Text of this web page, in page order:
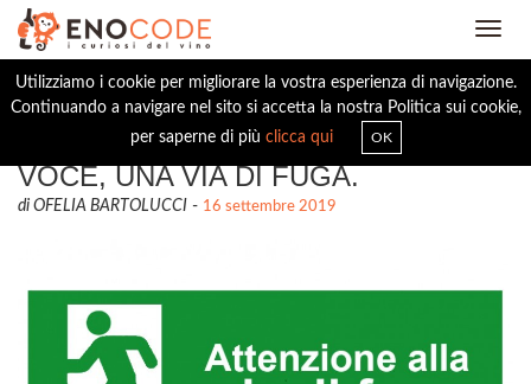
Utilizziamo i cookie per migliorare la vostra esperienza di navigazione.
Continuando a navigare nel sito si accetta la nostra Politica sui cookie,
per saperne di più clicca qui OK
EDITORIALE D'AUTUNNO. VINO E
VOCE, UNA VIA DI FUGA.
di OFELIA BARTOLUCCI - 16 settembre 2019